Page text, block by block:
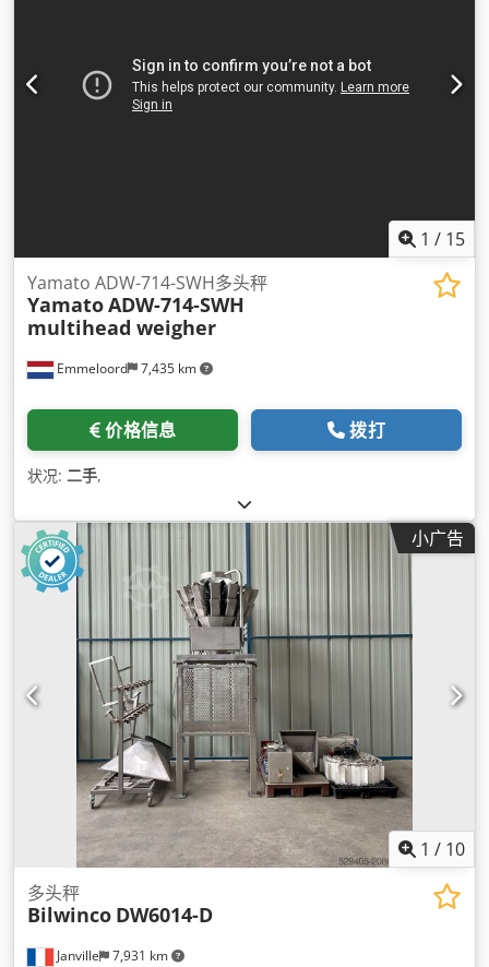
1 / 15
Emmeloord 7,435 km
Yamato ADW-714-SWH多头秤
YamatoADW-714-SWH
multihead weigher
价格信息 拨打
状况: 二手,
小广告
1 / 10
Janville 7,931 km
多头秤
Bilwinco DW6014-D